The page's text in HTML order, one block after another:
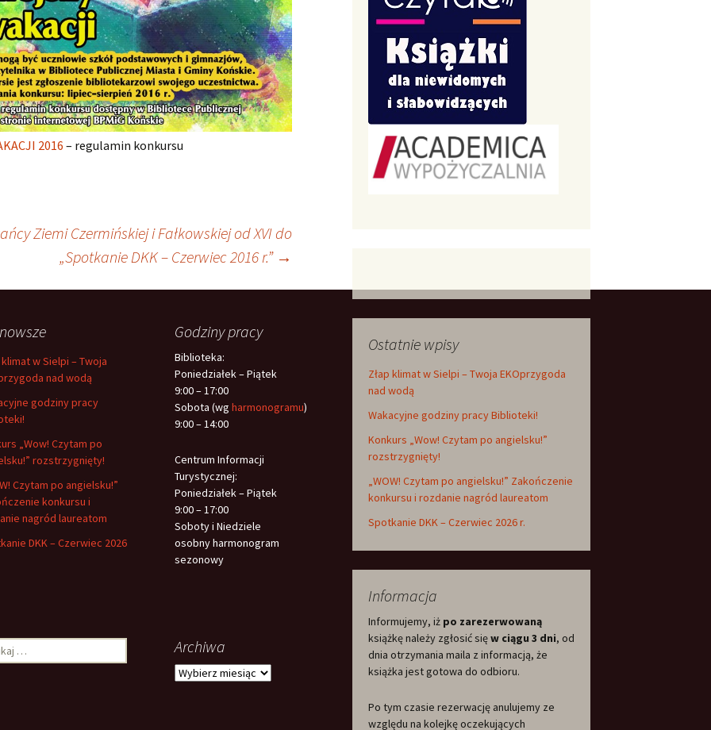
2016 – regulamin konkursu
Ziemi Czermińskiej i Fałkowskiej od XVI do
„Spotkanie DKK – Czerwiec 2016 r.” →
Ostatnie wpisy
Złap klimat w Sielpi – Twoja EKOprzygoda
nad wodą
Wakacyjne godziny pracy Biblioteki!
Konkurs „Wow! Czytam po angielsku!”
rozstrzygnięty!
„WOW! Czytam po angielsku!” Zakończenie
konkursu i rozdanie nagród laureatom
Spotkanie DKK – Czerwiec 2026 r.
Informacja
Informujemy, iż po zarezerwowaną
książkę należy zgłosić sięw ciągu 3 dni, od
dnia otrzymania maila z informacją, że
książka jest gotowa do odbioru.
Po tym czasie rezerwację anulujemy ze
względu na kolejkę oczekujących
klimat w Sielpi – Twoja
nad wodą
godziny pracy
„Wow! Czytam po
rozstrzygnięty!
Czytam po angielsku!”
konkursu i
nagród laureatom
DKK – Czerwiec 2026
Godziny pracy
Biblioteka:
Poniedziałek – Piątek
9:00 – 17:00
Sobota (wg harmonogramu)
9:00 – 14:00
Centrum Informacji
Turystycznej:
Poniedziałek – Piątek
9:00 – 17:00
Soboty i Niedziele
osobny harmonogram
sezonowy
Archiwa
Archiwa